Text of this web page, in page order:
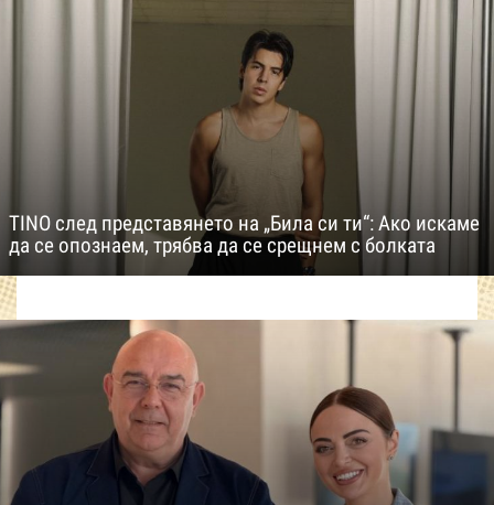
TINO след представянето на „Била си ти“: Ако искаме
да се опознаем, трябва да се срещнем с болката